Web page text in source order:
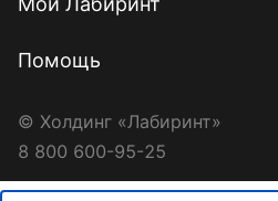
Помощь
© Холдинг «Лабиринт»
8 800 600-95-25